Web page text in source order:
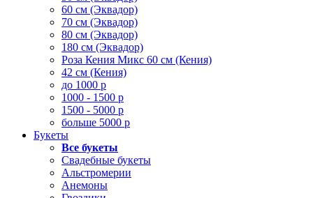
60 см (Эквадор)
70 см (Эквадор)
80 см (Эквадор)
180 см (Эквадор)
Роза Кения Микс 60 см (Кения)
42 см (Кения)
до 1000 р
1000 - 1500 р
1500 - 5000 р
больше 5000 р
Букеты
Все букеты
Свадебные букеты
Альстромерии
Анемоны